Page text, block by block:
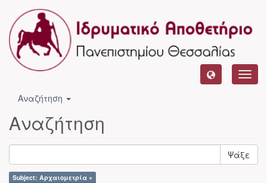
Αναζήτηση
Αναζήτηση
Ψάξε
Subject: Αρχαιομετρία ×